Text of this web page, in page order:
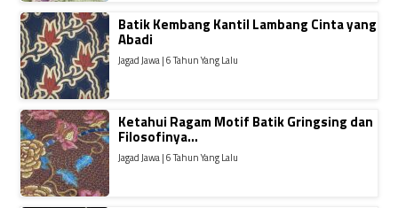
Batik Kembang Kantil Lambang Cinta yang
Abadi
Jagad Jawa | 6 Tahun Yang Lalu
Ketahui Ragam Motif Batik Gringsing dan
Filosofinya…
Jagad Jawa | 6 Tahun Yang Lalu